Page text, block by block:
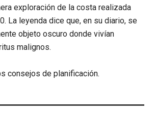
exploración de la costa realizada
La leyenda dice que, en su diario, se
objeto oscuro donde vivían
malignos.
consejos de planificación.